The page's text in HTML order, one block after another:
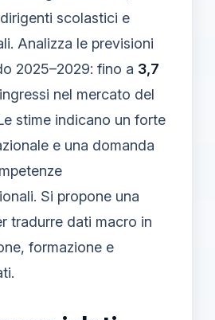
scolastici e
Analizza le previsioni
2025–2029: fino a 3,7
nel mercato del
stime indicano un forte
e una domanda
Si propone una
tradurre dati macro in
formazione e